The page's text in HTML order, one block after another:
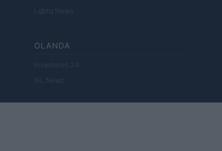
Lgbtq News
OLANDA
Investeren 24
NL Newz